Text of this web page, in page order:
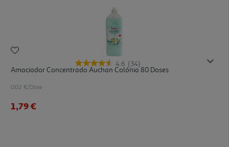
4.6 (34)
Amaciador Concentrado Auchan Colónia 80 Doses
0.02 €/Dose
1,79 €